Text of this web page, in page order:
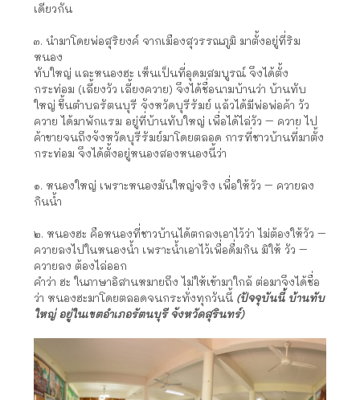
เดียวกัน
๓. นำมาโดยพ่อสุริยงค์ จากเมืองสุวรรณภูมิ มาตั้งอยู่ที่ริม
หนอง
ทับใหญ่ และหนองฮะ เห็นเป็นที่อุดมสมบูรณ์ จึงได้ตั้ง
กระท่อม (เลี้ยงวัว เลี้ยงควาย) จึงได้ชื่อนามบ้านว่า บ้านทับ
ใหญ่ ขึ้นตำบลรัตนบุรี จังหวัดบุรีรัมย์ แล้วได้มีพ่อพ่อค้า วัว
ควาย ได้มาพักแรม อยู่ที่บ้านทับใหญ่ เพื่อได้ไล่วัว – ควาย ไป
ค้าขายจนถึงจังหวัดบุรีรัมย์มาโดยตลอด การที่ชาวบ้านที่มาตั้ง
กระท่อม จึงได้ตั้งอยู่หนองสองหนองนี้ว่า
๑. หนองใหญ่ เพราะหนองมันใหญ่จริง เพื่อให้วัว – ควายลง
กินน้ำ
๒. หนองฮะ คือหนองที่ชาวบ้านได้ตกลงเอาไว้ว่า ไม่ต้องให้วัว –
ควายลงไปในหนองน้ำ เพราะน้ำเอาไว้เพื่อดื่มกิน มิให้ วัว –
ควายลง ต้องไล่ออก
คำว่า ฮะ ในภาษาอิสานหมายถึง ไม่ให้เข้ามาใกล้ ต่อมาจึงได้ชื่อ
ว่า หนองฮะมาโดยตลอดจนกระทั่งทุกวันนี้ (ปัจจุบันนี้ บ้านทับ
ใหญ่ อยู่ในเขตอำเภอรัตนบุรี จังหวัดสุรินทร์)